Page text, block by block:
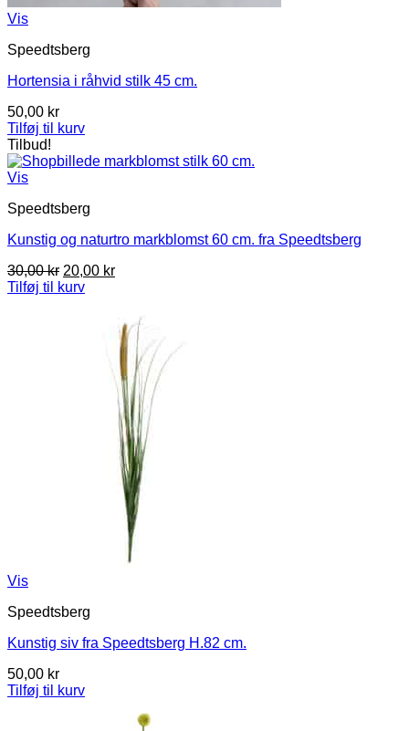
Vis
Speedtsberg
Hortensia i råhvid stilk 45 cm.
50,00 kr
Tilføj til kurv
Tilbud!
Vis
Speedtsberg
Kunstig og naturtro markblomst 60 cm. fra Speedtsberg
30,00kr Den
oprindelige
20,00 krDen
20,00 kr.
Tilføj til kurv
Vis
Speedtsberg
Kunstig siv fra Speedtsberg H.82 cm.
50,00 kr
Tilføj til kurv